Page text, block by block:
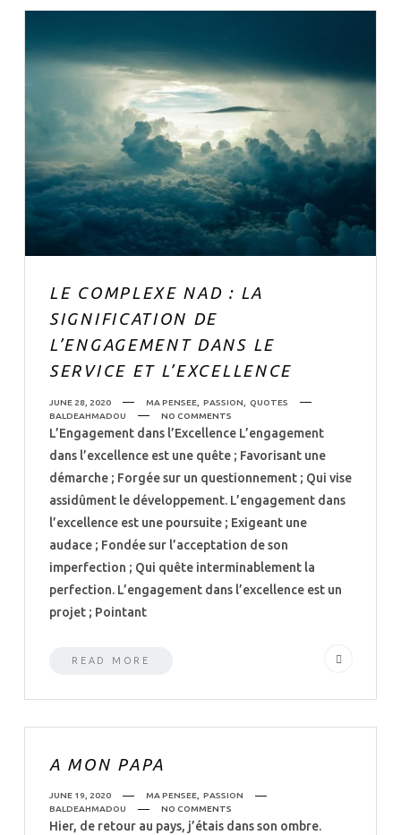
LE COMPLEXE NAD : LA
SIGNIFICATION DE
L’ENGAGEMENT DANS LE
SERVICE ET L’EXCELLENCE
JUNE 28, 2020 MA PENSEE PASSION
QUOTES
BALDEAHMADOU
NO COMMENTS
L’Engagement dans l’Excellence L’engagement
dans l’excellence est une quête ; Favorisant une
démarche ; Forgée sur un questionnement ; Qui vise
assidûment le développement. L’engagement dans
l’excellence est une poursuite ; Exigeant une
audace ; Fondée sur l’acceptation de son
imperfection ; Qui quête interminablement la
perfection. L’engagement dans l’excellence est un
projet ; Pointant
READ MORE
A MON PAPA
JUNE 19, 2020 MA PENSEE, PASSION
BALDEAHMADOU
NO COMMENTS
Hier, de retour au pays, j’étais dans son ombre.